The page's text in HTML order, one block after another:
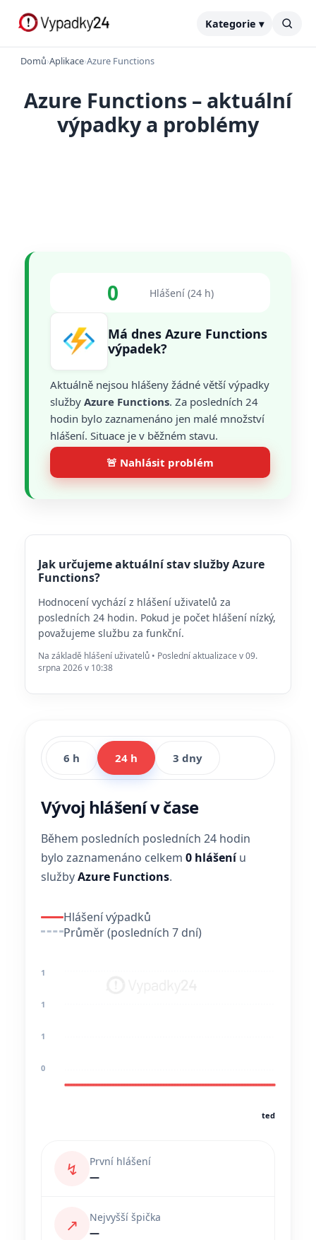
Kategorie ▾
Domů›Aplikace›Azure Functions
Azure Functions – aktuální
výpadky a problémy
0 Hlášení (24 h)
Má dnes Azure Functions
výpadek?
Aktuálně nejsou hlášeny žádné větší výpadky
služby Azure Functions. Za posledních 24
hodin bylo zaznamenáno jen malé množství
hlášení. Situace je v běžném stavu.
🚨 Nahlásit problém
Jak určujeme aktuální stav služby Azure
Functions?
Hodnocení vychází z hlášení uživatelů za
posledních 24 hodin. Pokud je počet hlášení nízký,
považujeme službu za funkční.
Na základě hlášení uživatelů • Poslední aktualizace v 09.
srpna 2026 v 10:38
6 h 24 h 3 dny
Vývoj hlášení v čase
Během posledních posledních 24 hodin
bylo zaznamenáno celkem 0 hlášeníu
službyAzure Functions.
Hlášení výpadků
Průměr (posledních 7 dní)
1
1
1
0
teď
↯
První hlášení
—
↗
Nejvyšší špička
—